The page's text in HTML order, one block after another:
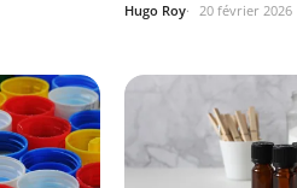
Hugo Roy 20 février 2026